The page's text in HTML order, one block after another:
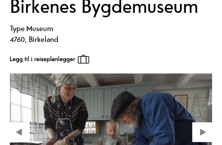
Birkenes Bygdemuseum
TypeMuseum
4760, Birkeland